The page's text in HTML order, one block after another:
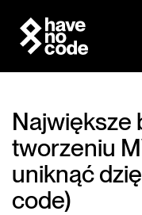
Największe
tworzeniu
uniknąć
code)